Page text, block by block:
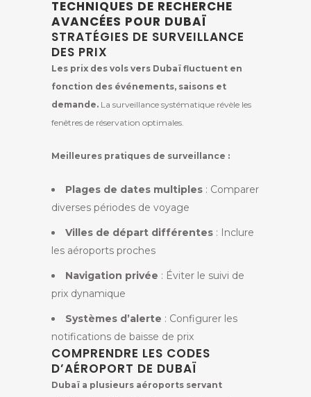
TECHNIQUES DE RECHERCHE
AVANCÉES POUR DUBAÏ
STRATÉGIES DE SURVEILLANCE
DES PRIX
Les prix des vols vers Dubaï fluctuent en
fonction des événements, saisons et
demande. La surveillance systématique révèle les
fenêtres de réservation optimales.
Meilleures pratiques de surveillance :
Plages de dates multiples : Comparer
diverses périodes de voyage
Villes de départ différentes : Inclure
les aéroports proches
Navigation privée : Éviter le suivi de
prix dynamique
Systèmes d’alerte : Configurer les
notifications de baisse de prix
COMPRENDRE LES CODES
D’AÉROPORT DE DUBAÏ
Dubaï a plusieurs aéroports servant